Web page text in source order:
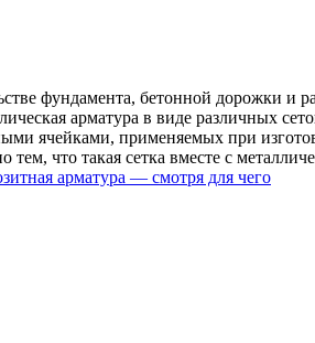
фундамента, бетонной дорожки и
арматура в виде различных
ячейками, применяемых при
что такая сетка вместе с
арматура — смотря для чего